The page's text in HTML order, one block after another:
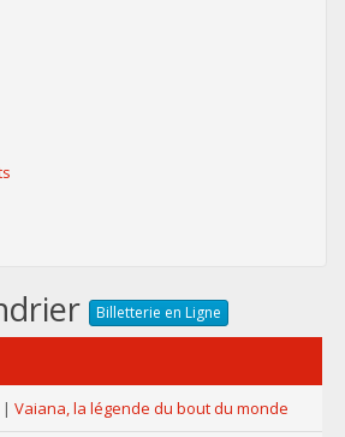
Billetterie en Ligne
| Vaiana, la légende du bout du monde